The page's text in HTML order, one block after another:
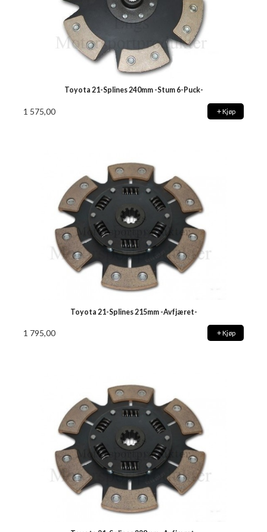
Toyota 21-Splines 240mm -Stum 6-Puck-
1 575,00 Kjøp
Toyota 21-Splines 215mm -Avfjæret-
1 795,00 Kjøp